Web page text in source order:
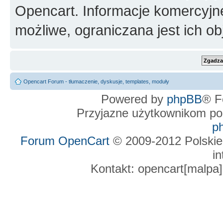
Opencart. Informacje
możliwe, ograniczana jest ich
Opencart Forum - tłumaczenie, dyskusje, templates, moduły
Powered by phpBB®
Przyjazne użytkownikom
Forum OpenCart © 2009-2012
Kontakt: